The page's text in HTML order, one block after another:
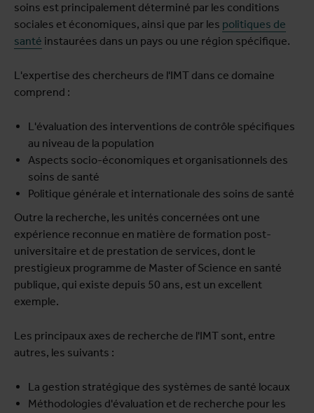
soins est principalement déterminé par les conditions
sociales et économiques, ainsi que par les politiques de
santé instaurées dans un pays ou une région spécifique.
L'expertise des chercheurs de l'IMT dans ce domaine
comprend :
L'évaluation des interventions de contrôle spécifiques
au niveau de la population
Aspects socio-économiques et organisationnels des
soins de santé
Politique générale et internationale des soins de santé
Outre la recherche, les unités concernées ont une
expérience reconnue en matière de formation post-
universitaire et de prestation de services, dont le
prestigieux programme de Master of Science en santé
publique, qui existe depuis 50 ans, est un excellent
exemple.
Les principaux axes de recherche de l'IMT sont, entre
autres, les suivants :
La gestion stratégique des systèmes de santé locaux
Méthodologies d'évaluation et de recherche pour les